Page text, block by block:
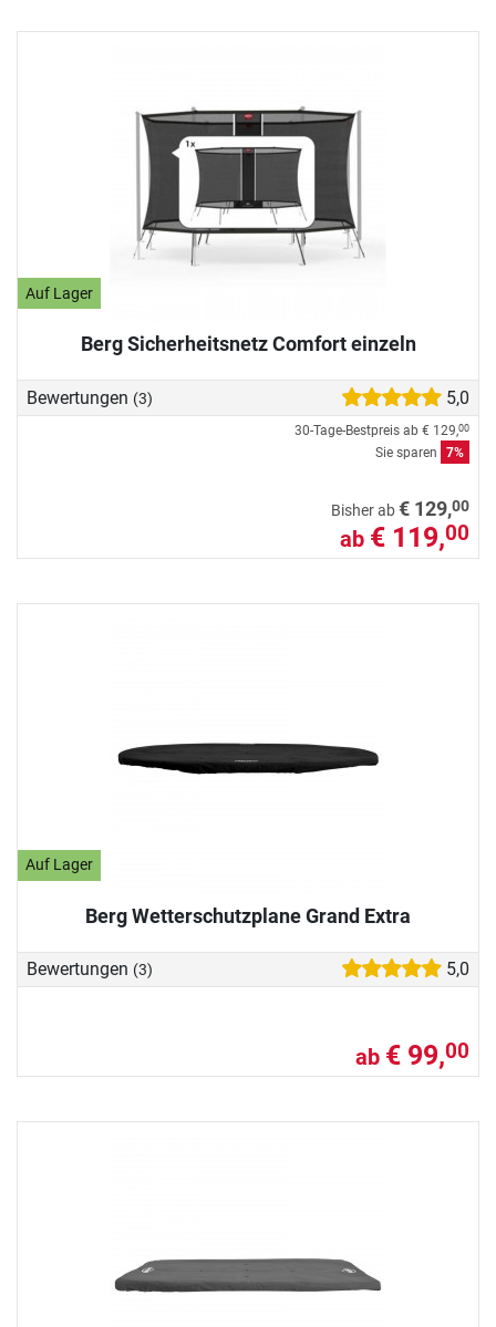
Auf Lager
Berg Sicherheitsnetz Comfort einzeln
Bewertungen (3) 5,0
30-Tage-Bestpreis ab € 129,00
Sie sparen 7%
Bisher ab€ 129,00
ab € 119,00
Auf Lager
Berg Wetterschutzplane Grand Extra
Bewertungen (3) 5,0
ab € 99,00